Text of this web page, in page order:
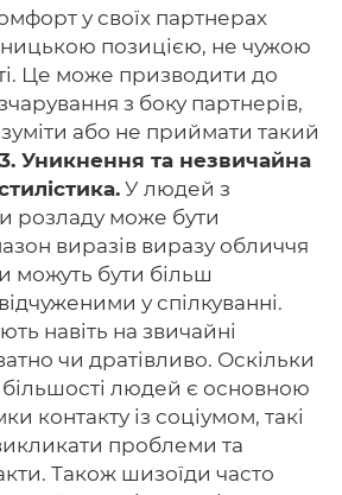
у своїх партнерах
позицією, не чужою
Це може призводити до
з боку партнерів,
або не приймати такий
3. Уникнення та незвичайна
У людей з
розладу може бути
виразів виразу обличчя
можуть бути більш
у спілкуванні.
навіть на звичайні
чи дратівливо. Оскільки
більшості людей є основною
контакту із соціумом, такі
проблеми та
Також шизоїди часто